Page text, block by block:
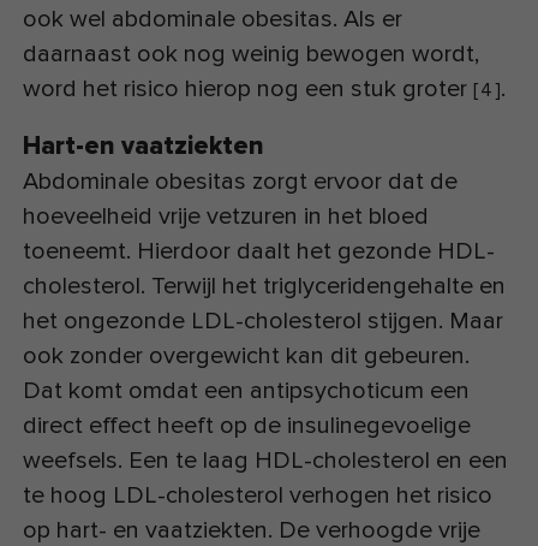
ook wel abdominale obesitas. Als er
daarnaast ook nog weinig bewogen wordt,
word het risico hierop nog een stuk groter [4].
Hart-en vaatziekten
Abdominale obesitas zorgt ervoor dat de
hoeveelheid vrije vetzuren in het bloed
toeneemt. Hierdoor daalt het gezonde HDL-
cholesterol. Terwijl het triglyceridengehalte en
het ongezonde LDL-cholesterol stijgen. Maar
ook zonder overgewicht kan dit gebeuren.
Dat komt omdat een antipsychoticum een
direct effect heeft op de insulinegevoelige
weefsels. Een te laag HDL-cholesterol en een
te hoog LDL-cholesterol verhogen het risico
op hart- en vaatziekten. De verhoogde vrije